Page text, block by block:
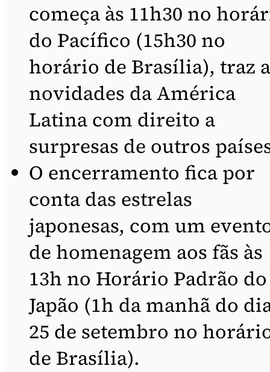
começa às 11h30 no
do Pacífico (15h30 no
horário de Brasília), traz
novidades da América
Latina com direito a
surpresas de outros
O encerramento fica por
conta das estrelas
japonesas, com um
de homenagem aos fãs às
13h no Horário Padrão do
Japão (1h da manhã do
25 de setembro no
de Brasília).